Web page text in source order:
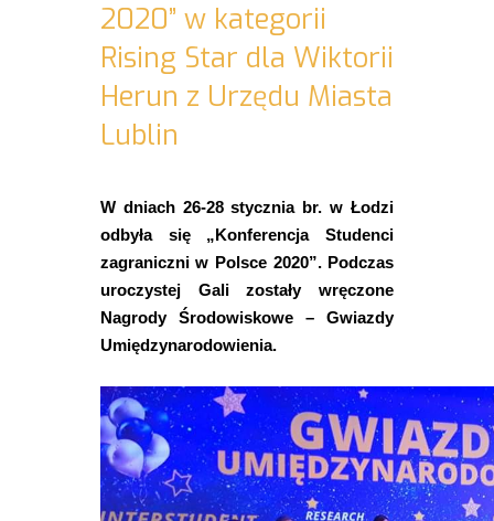
2020” w kategorii
Rising Star dla Wiktorii
Herun z Urzędu Miasta
Lublin
W dniach 26-28 stycznia br. w Łodzi
odbyła się „Konferencja Studenci
zagraniczni w Polsce 2020”. Podczas
uroczystej Gali zostały wręczone
Nagrody Środowiskowe – Gwiazdy
Umiędzynarodowienia.